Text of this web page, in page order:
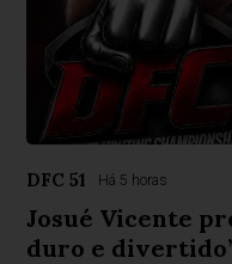
DFC 51 Há 5 horas
Josué Vicente
duro e divertido”